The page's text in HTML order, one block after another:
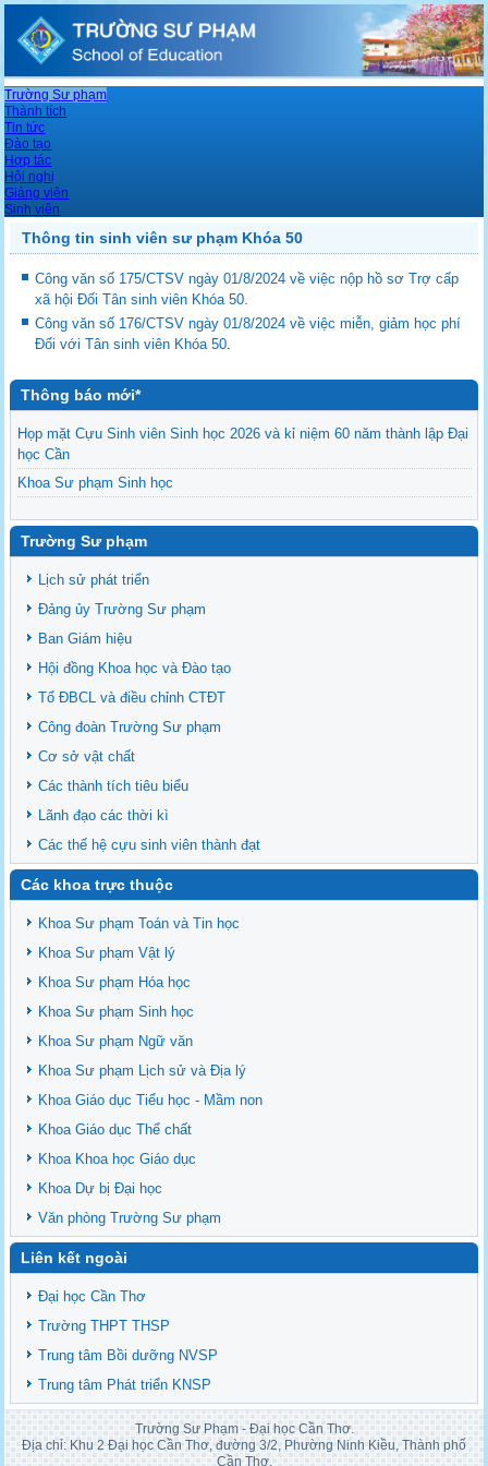
Trường Sư phạm
Thành tích
Tin tức
Đào tạo
Hợp tác
Hội nghị
Giảng viên
Sinh viên
Thông tin sinh viên sư phạm Khóa 50
Công văn số 175/CTSV ngày 01/8/2024 về việc nộp hồ sơ Trợ cấp
xã hội Đối Tân sinh viên Khóa 50.
Công văn số 176/CTSV ngày 01/8/2024 về việc miễn, giảm học phí
Đối với Tân sinh viên Khóa 50
Thông báo mới*
Họp mặt Cựu Sinh viên Sinh học 2026 và kỉ niệm 60 năm thành lập Đại
học Cần
Khoa Sư phạm Sinh học
Mời họp mặt Cựu Sinh viên Bộ môn Sư phạm Sinh học 2024
Trường Sư phạm
Lịch sử phát triển
Đảng ủy Trường Sư phạm
Ban Giám hiệu
Hội đồng Khoa học và Đào tạo
Tổ ĐBCL và điều chỉnh CTĐT
Công đoàn Trường Sư phạm
Cơ sở vật chất
Các thành tích tiêu biểu
Lãnh đạo các thời kì
Các thế hệ cựu sinh viên thành đạt
Các khoa trực thuộc
Khoa Sư phạm Toán và Tin học
Khoa Sư phạm Vật lý
Khoa Sư phạm Hóa học
Khoa Sư phạm Sinh học
Khoa Sư phạm Ngữ văn
Khoa Sư phạm Lịch sử và Địa lý
Khoa Giáo dục Tiểu học - Mầm non
Khoa Giáo dục Thể chất
Khoa Khoa học Giáo dục
Khoa Dự bị Đại học
Văn phòng Trường Sư phạm
Liên kết ngoài
Đại học Cần Thơ
Trường THPT THSP
Trung tâm Bồi dưỡng NVSP
Trung tâm Phát triển KNSP
Trường Sư Phạm - Đại học Cần Thơ.
Địa chỉ: Khu 2 Đại học Cần Thơ, đường 3/2, Phường Ninh Kiều, Thành phố
Cần Thơ.